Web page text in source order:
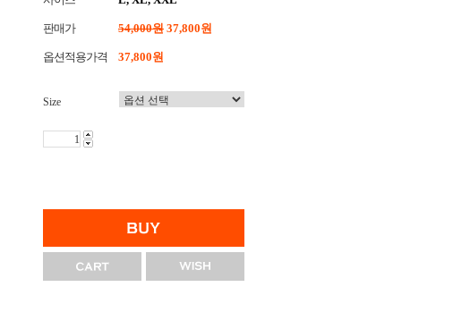
판매가 54,000원 37,800원
옵션적용가격 37,800원
Size